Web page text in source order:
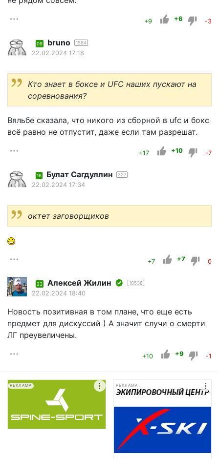
+9 +6 -3
09 bruno 1584
22.02.2024 17:18
Кто знает в боксе и UFC наших пускают на
соревнования?
Вяльбе сказала, что никого из сборной в ufc и бокс
всё равно не отпустит, даже если там разрешат.
+17 +10 -7
16 Булат Сагдуллин 327
22.02.2024 17:34
октет заговорщиков
+7 +7 0
23 Алексей Жилин 10538
22.02.2024 18:40
Новость позитивная в том плане, что еще есть
предмет для дискуссий ) А значит случи о смерти
ЛГ преувеличены.
+10 +9 -1
РЕКЛАМА РЕКЛАМА